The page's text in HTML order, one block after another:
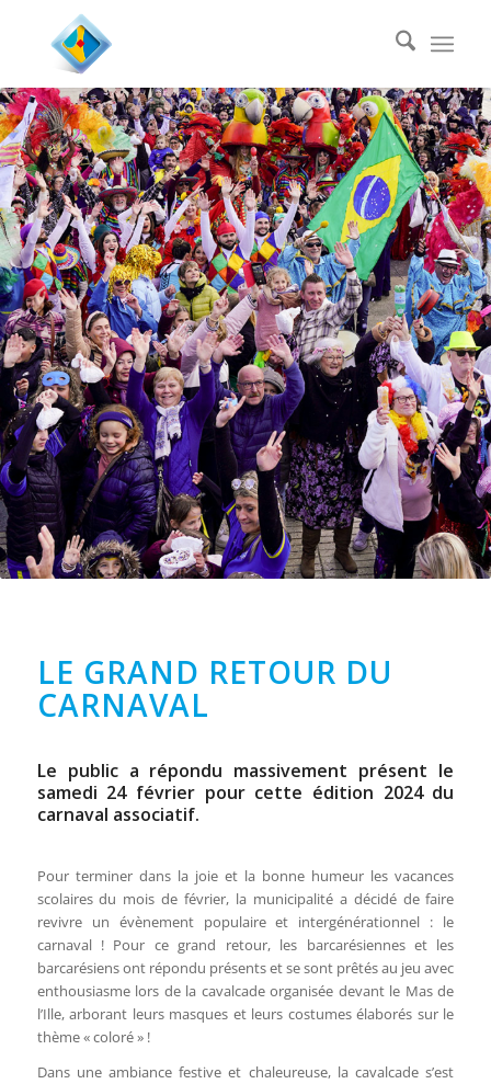
LE GRAND RETOUR DU
CARNAVAL
Le public a répondu massivement présent le
samedi 24 février pour cette édition 2024 du
carnaval associatif.
Pour terminer dans la joie et la bonne humeur les vacances
scolaires du mois de février, la municipalité a décidé de faire
revivre un évènement populaire et intergénérationnel : le
carnaval ! Pour ce grand retour, les barcarésiennes et les
barcarésiens ont répondu présents et se sont prêtés au jeu avec
enthousiasme lors de la cavalcade organisée devant le Mas de
l’Ille, arborant leurs masques et leurs costumes élaborés sur le
thème « coloré » !
Dans une ambiance festive et chaleureuse, la cavalcade s’est